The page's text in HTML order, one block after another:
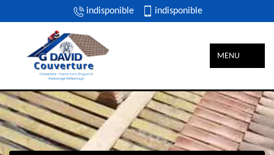
indisponible indisponible
MENU